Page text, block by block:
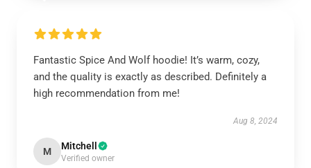
Fantastic Spice And Wolf hoodie! It’s warm, cozy,
and the quality is exactly as described. Definitely a
high recommendation from me!
Aug 8, 2024
M Mitchell
Verified owner